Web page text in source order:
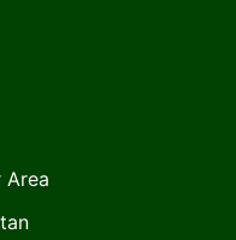
Area